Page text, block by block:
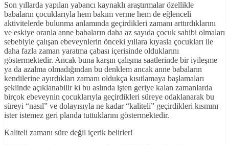
Son yıllarda yapılan yabancı kaynaklı araştırmalar özellikle
babaların çocuklarıyla hem bakım verme hem de eğlenceli
aktivitelerde bulunma anlamında geçirdikleri zamanı arttırdıklarını
ve eskiye oranla anne babaların daha az sayıda çocuk sahibi olmaları
sebebiyle çalışan ebeveynlerin önceki yıllara kıyasla çocukları ile
daha fazla zaman yaratma çabası içerisinde olduklarını
göstermektedir. Ancak buna karşın çalışma saatlerinde bir iyileşme
ya da azalma olmadığından bu denklem ancak anne babaların
kendilerine ayırdıkları zamanı oldukça kısıtlamaya başlamaları
şeklinde açıklanabilir ki bu aslında işten geriye kalan zamanlarda
birçok ebeveynin çocuklarıyla geçirdikleri süreye odaklanarak bu
süreyi “nasıl” ve dolayısıyla ne kadar “kaliteli” geçirdikleri kısmını
ister istemez geri planda tuttuklarını göstermektedir.
Kaliteli zamanı süre değil içerik belirler!